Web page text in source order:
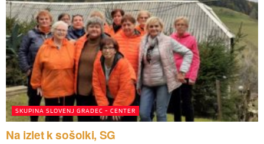
SKUPINA SLOVENJ GRADEC - CENTER
Na izlet k sošolki, SG